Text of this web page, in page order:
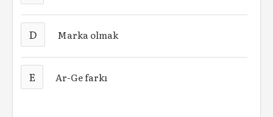
D Marka olmak
E Ar-Ge farkı